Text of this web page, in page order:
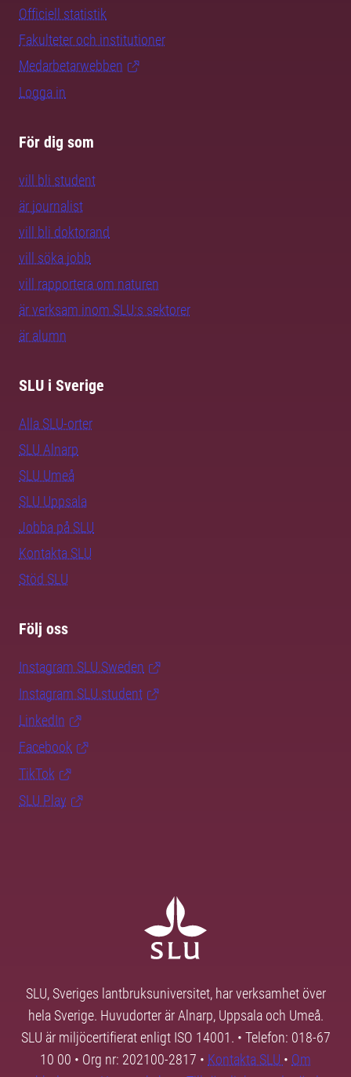
Officiell statistik
Fakulteter och institutioner
Medarbetarwebben
Logga in
För dig som
vill bli student
är journalist
vill bli doktorand
vill söka jobb
vill rapportera om naturen
är verksam inom SLU:s sektorer
är alumn
SLU i Sverige
Alla SLU-orter
SLU Alnarp
SLU Umeå
SLU Uppsala
Jobba på SLU
Kontakta SLU
Stöd SLU
Följ oss
Instagram SLU.Sweden
Instagram SLU.student
LinkedIn
Facebook
TikTok
SLU Play
SLU, Sveriges lantbruksuniversitet, har verksamhet över
hela Sverige. Huvudorter är Alnarp, Uppsala och Umeå.
SLU är miljöcertifierat enligt ISO 14001. • Telefon: 018-67
10 00 • Org nr: 202100-2817 • Kontakta SLU • Om